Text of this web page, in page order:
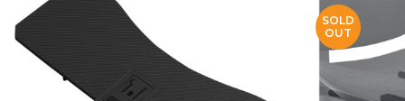
SOLD
OUT